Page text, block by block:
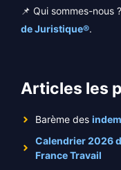
📌 Qui sommes-nous
de Juristique®.
Articles les
Barème des
Calendrier 2026
France Travail